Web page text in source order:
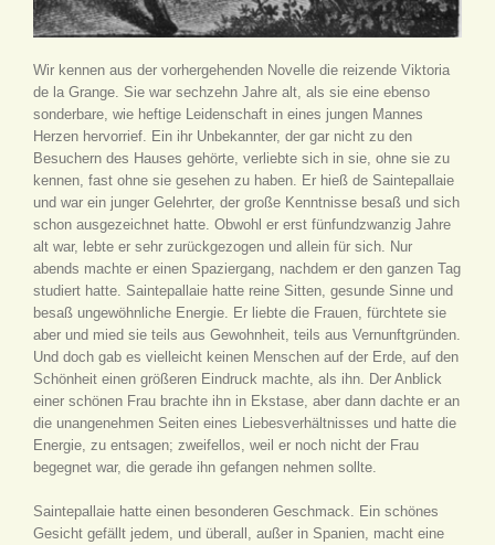
Wir kennen aus der vorhergehenden Novelle die reizende Viktoria
de la Grange. Sie war sechzehn Jahre alt, als sie eine ebenso
sonderbare, wie heftige Leidenschaft in eines jungen Mannes
Herzen hervorrief. Ein ihr Unbekannter, der gar nicht zu den
Besuchern des Hauses gehörte, verliebte sich in sie, ohne sie zu
kennen, fast ohne sie gesehen zu haben. Er hieß de Saintepallaie
und war ein junger Gelehrter, der große Kenntnisse besaß und sich
schon ausgezeichnet hatte. Obwohl er erst fünfundzwanzig Jahre
alt war, lebte er sehr zurückgezogen und allein für sich. Nur
abends machte er einen Spaziergang, nachdem er den ganzen Tag
studiert hatte. Saintepallaie hatte reine Sitten, gesunde Sinne und
besaß ungewöhnliche Energie. Er liebte die Frauen, fürchtete sie
aber und mied sie teils aus Gewohnheit, teils aus Vernunftgründen.
Und doch gab es vielleicht keinen Menschen auf der Erde, auf den
Schönheit einen größeren Eindruck machte, als ihn. Der Anblick
einer schönen Frau brachte ihn in Ekstase, aber dann dachte er an
die unangenehmen Seiten eines Liebesverhältnisses und hatte die
Energie, zu entsagen; zweifellos, weil er noch nicht der Frau
begegnet war, die gerade ihn gefangen nehmen sollte.
Saintepallaie hatte einen besonderen Geschmack. Ein schönes
Gesicht gefällt jedem, und überall, außer in Spanien, macht eine